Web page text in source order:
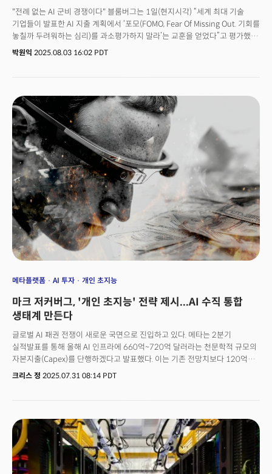
"전례 없는 AI 군비 경쟁이다" 블룸버그는 1일(현지시각) “세계 최대 기술
기업들이 발표한 AI 지출 계획에서 ‘포모(FOMO, Fear Of Missing Out. 기회를
놓칠까 두려워하는 심리)를 과소평가하지 말라’는 교훈을 얻었다”고 평가했다.
경쟁에서 밀려나지 않기 위해 빅테크 기업들이 막대한 규모의 돈을 AI 인프라
인프라 구축을 위해 지출할 것으로 예상되는 금액은 약 4000억달러(약
557조원)에 육박한다. 이는 지난해 유럽연합(EU)이 국방에 지출한 금액보다
더 많은 액수다. 이 같은 천문학적 투자에도 메타, 마이크로소프트 등의 주가는
크게 올랐다. 과거엔 분기실적 발표시 과도한 투자는 시장의 외면을 받았다.
하지만 2025년 2분기 실적발표엔 확연히 다른 분위기다. 이 상황은 AI 투자에
대한 시장의 판단, 그리고 향후 방향을 가늠해볼 수 있다는 점에서 중요한
시그널(신호)로 읽힌다.
박원익 2025.08.03 16:02 PDT
메타플랫폼 AI 투자 개인 초지능
마크 저커버그, '개인 초지능' 전략 제시...AI 수직 통합
생태계 만든다
글로벌 AI 패권 전쟁이 새로운 국면으로 진입하고 있다. 메타는 2분기
실적발표를 통해 올해 AI 인프라에 660억~720억 달러라는 천문학적 규모의
자본지출(Capex)를 단행하겠다고 발표했다. 이는 기존 전망치보다 120억
달러나 증가한 규모로 메타 전체 예상 매출의 35%에 해당하는 규모다. 같은
근본적으로 차이점을 보인다는 점이다. 특히 마크 저커버그가 제시한 '개인
초지능(Personal Superintelligence)' 개념은 기존의 클라우드 중심, 기업
솔루션 중심 AI 전략과는 완전히 다른 패러다임을 지향하고 있어 주목을
끌고있다. 메타는 이번 투자로 '프로메테우스'와 '하이페리온' 등 대규모 AI
클러스터를 구축한다고 밝혔다. 특히 하이페리온 클러스터는 최대 5기가와트
크리스 정 2025.07.31 08:14 PDT